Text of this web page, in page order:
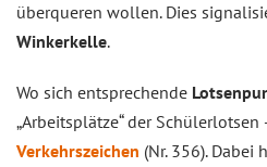
überqueren wollen. Dies
Winkerkelle.
Wo sich entsprechende
„Arbeitsplätze“ der
Verkehrszeichen (Nr. 356). Dabei